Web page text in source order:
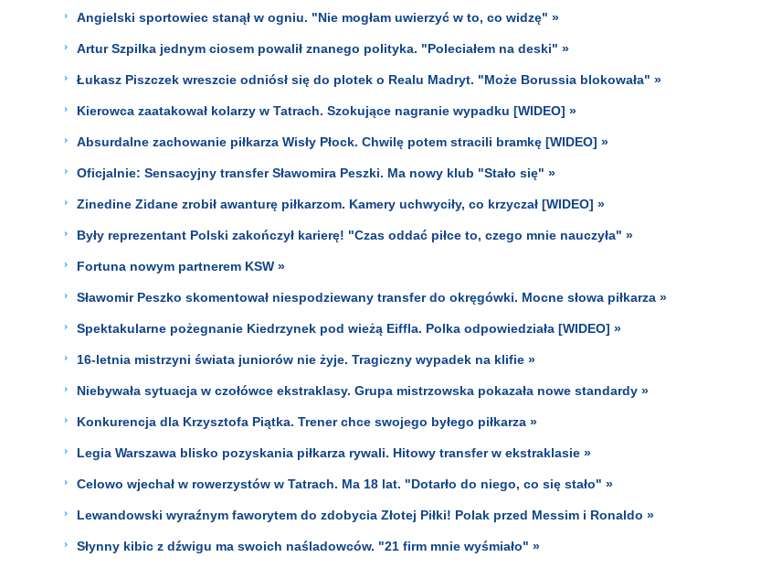
Angielski sportowiec stanął w ogniu. "Nie mogłam uwierzyć w to, co widzę" »
Artur Szpilka jednym ciosem powalił znanego polityka. "Poleciałem na deski" »
Łukasz Piszczek wreszcie odniósł się do plotek o Realu Madryt. "Może Borussia blokowała" »
Kierowca zaatakował kolarzy w Tatrach. Szokujące nagranie wypadku [WIDEO] »
Absurdalne zachowanie piłkarza Wisły Płock. Chwilę potem stracili bramkę [WIDEO] »
Oficjalnie: Sensacyjny transfer Sławomira Peszki. Ma nowy klub "Stało się" »
Zinedine Zidane zrobił awanturę piłkarzom. Kamery uchwyciły, co krzyczał [WIDEO] »
Były reprezentant Polski zakończył karierę! "Czas oddać piłce to, czego mnie nauczyła" »
Fortuna nowym partnerem KSW »
Sławomir Peszko skomentował niespodziewany transfer do okręgówki. Mocne słowa piłkarza »
Spektakularne pożegnanie Kiedrzynek pod wieżą Eiffla. Polka odpowiedziała [WIDEO] »
16-letnia mistrzyni świata juniorów nie żyje. Tragiczny wypadek na klifie »
Niebywała sytuacja w czołówce ekstraklasy. Grupa mistrzowska pokazała nowe standardy »
Konkurencja dla Krzysztofa Piątka. Trener chce swojego byłego piłkarza »
Legia Warszawa blisko pozyskania piłkarza rywali. Hitowy transfer w ekstraklasie »
Celowo wjechał w rowerzystów w Tatrach. Ma 18 lat. "Dotarło do niego, co się stało" »
Lewandowski wyraźnym faworytem do zdobycia Złotej Piłki! Polak przed Messim i Ronaldo »
Słynny kibic z dźwigu ma swoich naśladowców. "21 firm mnie wyśmiało" »